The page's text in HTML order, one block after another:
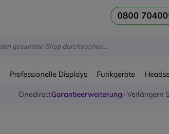
0800
Professionelle Displays Funkgeräte
OnedirectGarantieerweiterung- Verlängern